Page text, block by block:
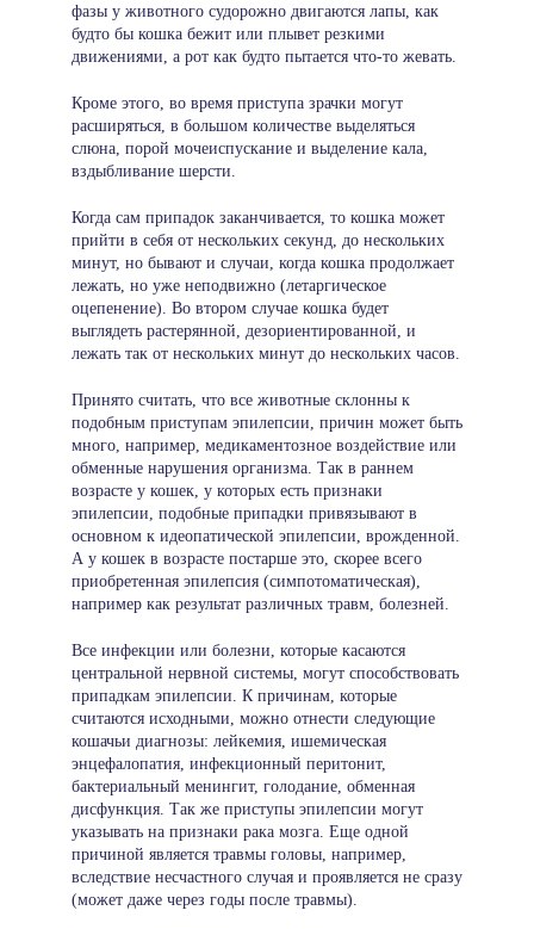
фазы у животного судорожно двигаются лапы, как
будто бы кошка бежит или плывет резкими
движениями, а рот как будто пытается что-то жевать.
Кроме этого, во время приступа зрачки могут
расширяться, в большом количестве выделяться
слюна, порой мочеиспускание и выделение кала,
вздыбливание шерсти.
Когда сам припадок заканчивается, то кошка может
прийти в себя от нескольких секунд, до нескольких
минут, но бывают и случаи, когда кошка продолжает
лежать, но уже неподвижно (летаргическое
оцепенение). Во втором случае кошка будет
выглядеть растерянной, дезориентированной, и
лежать так от нескольких минут до нескольких часов.
Принято считать, что все животные склонны к
подобным приступам эпилепсии, причин может быть
много, например, медикаментозное воздействие или
обменные нарушения организма. Так в раннем
возрасте у кошек, у которых есть признаки
эпилепсии, подобные припадки привязывают в
основном к идеопатической эпилепсии, врожденной.
А у кошек в возрасте постарше это, скорее всего
приобретенная эпилепсия (симпотоматическая),
например как результат различных травм, болезней.
Все инфекции или болезни, которые касаются
центральной нервной системы, могут способствовать
припадкам эпилепсии. К причинам, которые
считаются исходными, можно отнести следующие
кошачьи диагнозы: лейкемия, ишемическая
энцефалопатия, инфекционный перитонит,
бактериальный менингит, голодание, обменная
дисфункция. Так же приступы эпилепсии могут
указывать на признаки рака мозга. Еще одной
причиной является травмы головы, например,
вследствие несчастного случая и проявляется не сразу
(может даже через годы после травмы).